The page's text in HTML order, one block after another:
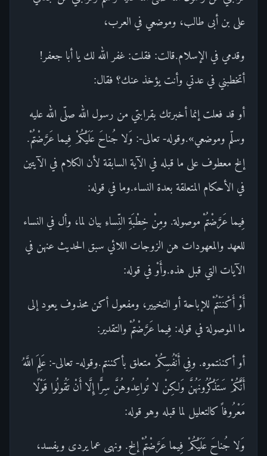
على بن أبى طالب، وموضعي في العرب،
وقدمي في الإسلام.قالت: فقلت: غفر الله لك يا أبا جعفر!
أتخطبني في عدتي وأنت يؤخذ عنك؟ فقال:
أو قد فعلت إنما أخبرتك بقرابتي من رسول الله صلّى الله عليه
وسلّم وموضعي».وقوله- تعالى-: وَلا جُناحَ عَلَيْكُمْ فِيما عَرَّضْتُمْ.
إلخ معطوف على ما قبله في الآية السابقة لأن الكلام في الآيتين
في الأحكام المتعلقة بعدة النساء.وما في قوله:
فِيما عَرَّضْتُمْ موصولة. ومِنْ خِطْبَةِ النِّساءِ بيان لما، وأل في النساء
للعهد والمعهودات هن الزوجات اللائي سبق الحديث عنهن في
الآيات التي قبل هذه.وأَوْ في قوله:
أَوْ أَكْنَنْتُمْ للإباحة أو التخيير، ومفعول أكن محذوف يعود إلى
ما الموصولة في قوله: فِيما عَرَّضْتُمْ والتقدير:
أو أكننتموه. وفِي أَنْفُسِكُمْ متعلق بأكننتم.وقوله- تعالى-: عَلِمَ اللَّهُ
أَنَّكُمْ سَتَذْكُرُونَهُنَّ وَلكِنْ لا تُواعِدُوهُنَّ سِرًّا إِلَّا أَنْ تَقُولُوا قَوْلًا
مَعْرُوفاً كالتعليل لما قبله وهو قوله:
وَلا جُناحَ عَلَيْكُمْ فِيما عَرَّضْتُمْ إلخ. ونهى عما يردى ويفسد،